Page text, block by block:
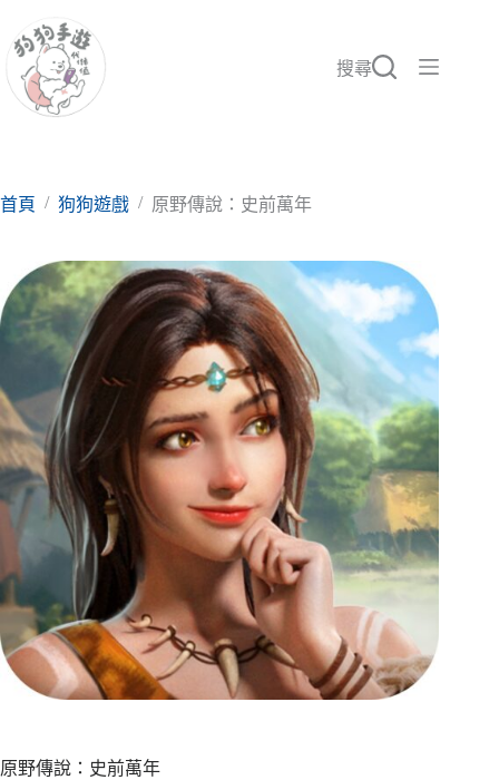
至
要
搜尋
首頁 / 狗狗遊戲 / 原野傳說：史前萬年
原野傳說：史前萬年